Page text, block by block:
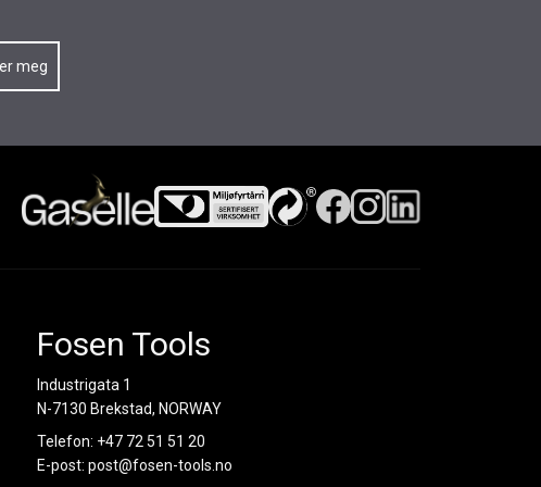
Fosen Tools
Industrigata 1
N-7130 Brekstad, NORWAY
Telefon: +47 72 51 51 20
E-post:post@fosen-tools.no